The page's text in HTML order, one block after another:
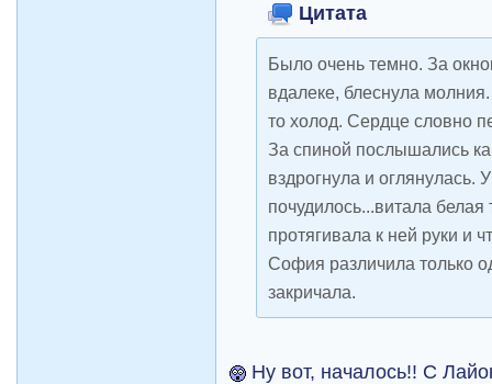
Цитата
Было очень темно. За
вдалеке, блеснула
то холод. Сердце словно
За спиной послышались
вздрогнула и оглянулась.
почудилось...витала
протягивала к ней руки и
София различила только
закричала.
Ну вот, началось!! С